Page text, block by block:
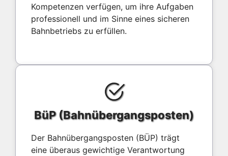
Kompetenzen verfügen, um ihre Aufgaben
professionell und im Sinne eines sicheren
Bahnbetriebs zu erfüllen.
BüP (Bahnübergangsposten)
Der Bahnübergangsposten (BÜP) trägt
eine überaus gewichtige Verantwortung